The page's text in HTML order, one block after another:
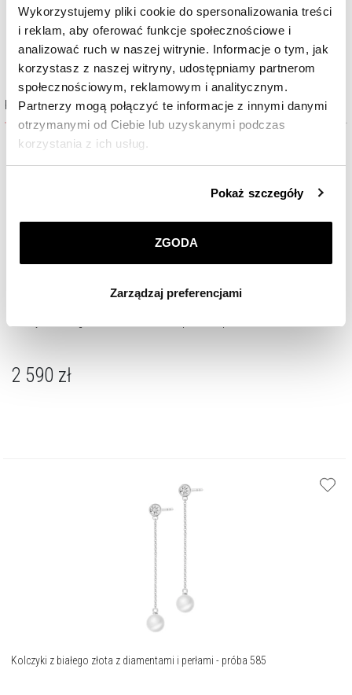
Wykorzystujemy pliki cookie do spersonalizowania treści
i reklam, aby oferować funkcje społecznościowe i
analizować ruch w naszej witrynie. Informacje o tym, jak
korzystasz z naszej witryny, udostępniamy partnerom
społecznościowym, reklamowym i analitycznym.
Partnerzy mogą połączyć te informacje z innymi danymi
otrzymanymi od Ciebie lub uzyskanymi podczas
korzystania z ich usług.
przez nas plików cookie znajdziesz wPolityce
prywatności.
korzystamy. Możesz również wybrać jaki rodzaj plików
Zarządzaj preferencjami
. W każdej chwili możesz
Pokaż szczegóły
ZGODA
Zarządzaj preferencjami
Kolekcja Sensual Pearls
2 590 zł
Kolczyki z białego złota z diamentami i perłami - próba 585